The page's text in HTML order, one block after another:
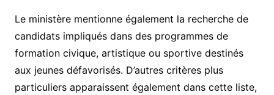
Le ministère mentionne également la recherche de
candidats impliqués dans des programmes de
formation civique, artistique ou sportive destinés
aux jeunes défavorisés. D’autres critères plus
particuliers apparaissent également dans cette liste,